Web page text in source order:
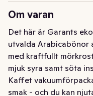
Om varan
Det här är Garants
utvalda Arabicabönor
med kraftfullt
mjuk syra samt söta
Kaffet
smak - och du kan